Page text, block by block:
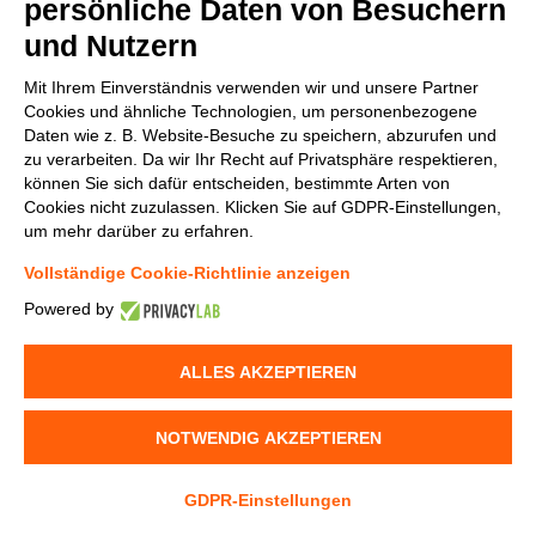
v.replaceAll is not a function
persönliche Daten von Besuchern
und Nutzern
Mit Ihrem Einverständnis verwenden wir und unsere Partner
Cookies und ähnliche Technologien, um personenbezogene
Daten wie z. B. Website-Besuche zu speichern, abzurufen und
zu verarbeiten. Da wir Ihr Recht auf Privatsphäre respektieren,
können Sie sich dafür entscheiden, bestimmte Arten von
Cookies nicht zuzulassen. Klicken Sie auf GDPR-Einstellungen,
um mehr darüber zu erfahren.
Vollständige Cookie-Richtlinie anzeigen
Powered by
ALLES AKZEPTIEREN
NOTWENDIG AKZEPTIEREN
GDPR-Einstellungen